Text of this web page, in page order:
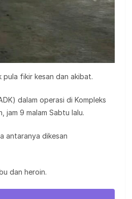
pula fikir kesan dan akibat.
dalam operasi di Kompleks
jam 9 malam Sabtu lalu.
antaranya dikesan
dan heroin.